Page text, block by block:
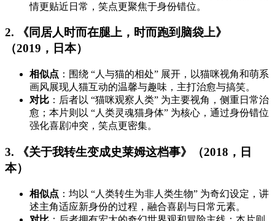
情更贴近日常，笑点更聚焦于身份错位。
2. 《同居人时而在腿上，时而跑到脑袋上》
（2019，日本）
相似点 ：围绕 “人与猫的相处” 展开，以猫咪视角和萌系
画风展现人猫互动的温馨与趣味，主打治愈与搞笑。
对比 ：后者以 “猫咪观察人类” 为主要视角，侧重日常治
愈；本片则以 “人类灵魂猫身体” 为核心，通过身份错位
强化喜剧冲突，笑点更密集。
3. 《关于我转生变成史莱姆这档事》（2018，日
本）
相似点 ：均以 “人类转生为非人类生物” 为奇幻设定，讲
述主角适应新身份的过程，融合喜剧与日常元素。